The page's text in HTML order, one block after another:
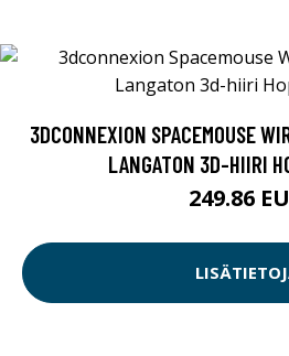
3DCONNEXION SPACEMOUSE
LANGATON 3D-HIIRI
249.86